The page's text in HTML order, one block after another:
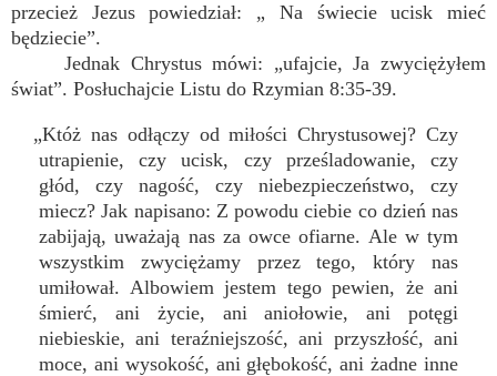
przecież Jezus powiedział: „ Na świecie ucisk mieć
będziecie”.
Jednak Chrystus mówi: „ufajcie, Ja zwyciężyłem
świat”. Posłuchajcie Listu do Rzymian 8:35-39.
„Któż nas odłączy od miłości Chrystusowej? Czy
utrapienie, czy ucisk, czy prześladowanie, czy
głód, czy nagość, czy niebezpieczeństwo, czy
miecz? Jak napisano: Z powodu ciebie co dzień nas
zabijają, uważają nas za owce ofiarne. Ale w tym
wszystkim zwyciężamy przez tego, który nas
umiłował. Albowiem jestem tego pewien, że ani
śmierć, ani życie, ani aniołowie, ani potęgi
niebieskie, ani teraźniejszość, ani przyszłość, ani
moce, ani wysokość, ani głębokość, ani żadne inne